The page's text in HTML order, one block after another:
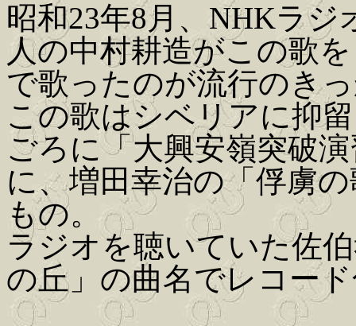
昭和23年8月、NHKラ
人の中村耕造がこの歌
で歌ったのが流行のき
この歌はシベリアに抑
ごろに「大興安嶺突破
に、増田幸治の「俘虜
もの。
ラジオを聴いていた佐
の丘」の曲名でレコー